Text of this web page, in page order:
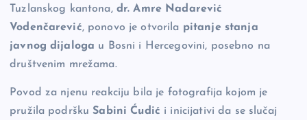
Tuzlanskog kantona, dr. Amre Nadarević
Vodenčarević, ponovo je otvorila pitanje stanja
javnog dijaloga u Bosni i Hercegovini, posebno na
društvenim mrežama.
Povod za njenu reakciju bila je fotografija kojom je
pružila podrškuSabini Ćudić i inicijativi da se slučaj